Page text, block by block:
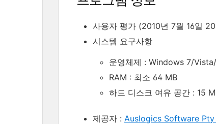
사용자 평가 (2010년 7월 16일
시스템 요구사항
운영체제 : Windows 7/
RAM : 최소 64 MB
하드 디스크 여유 공간 : 15
제공자 : Auslogics Software